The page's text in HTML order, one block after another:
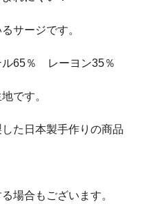
サージです。
65％ レーヨン35％
です。
た日本製手作りの商品
場合もございます。